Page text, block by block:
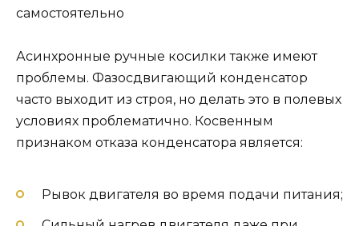
самостоятельно
Асинхронные ручные косилки также имеют
проблемы. Фазосдвигающий конденсатор
часто выходит из строя, но делать это в полевых
условиях проблематично. Косвенным
признаком отказа конденсатора является:
Рывок двигателя во время подачи питания;